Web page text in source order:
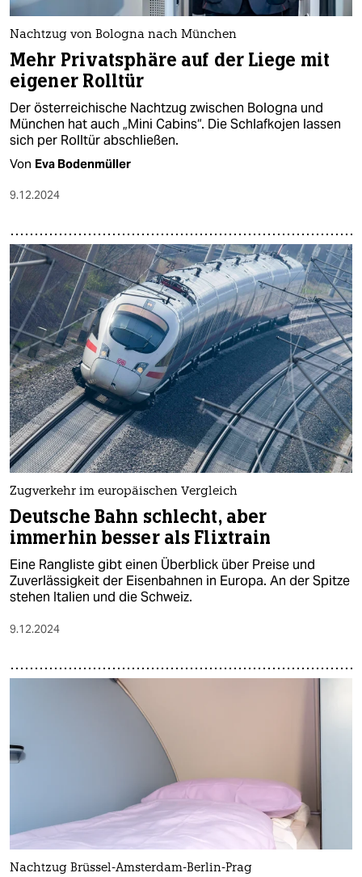
Nachtzug von Bologna nach München
Mehr Privatsphäre auf der Liege mit
eigener Rolltür
Der österreichische Nachtzug zwischen Bologna und
München hat auch „Mini Cabins“. Die Schlafkojen lassen
sich per Rolltür abschließen.
Von Eva Bodenmüller
9.12.2024
Zugverkehr im europäischen Vergleich
Deutsche Bahn schlecht, aber
immerhin besser als Flixtrain
Eine Rangliste gibt einen Überblick über Preise und
Zuverlässigkeit der Eisenbahnen in Europa. An der Spitze
stehen Italien und die Schweiz.
9.12.2024
Nachtzug Brüssel-Amsterdam-Berlin-Prag